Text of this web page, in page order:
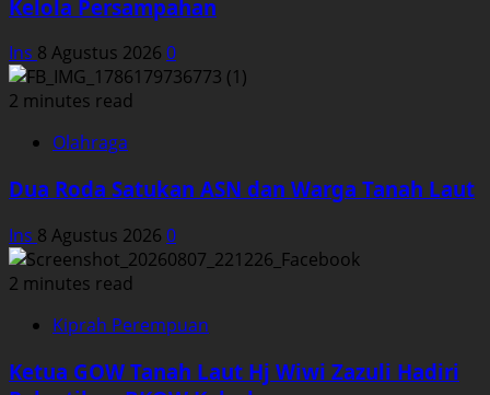
Kelola Persampahan
Ins 8 Agustus 2026 0
2 minutes read
Olahraga
Dua Roda Satukan ASN dan Warga Tanah Laut
Ins 8 Agustus 2026 0
2 minutes read
Kiprah Perempuan
Ketua GOW Tanah Laut Hj Wiwi Zazuli Hadiri